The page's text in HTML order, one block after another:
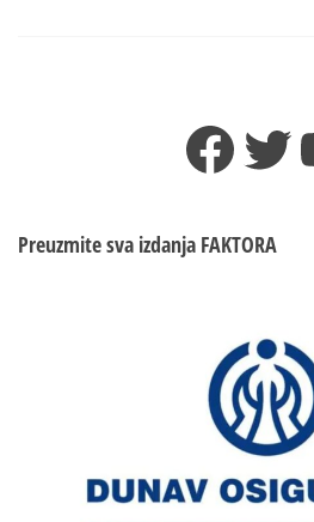
Preuzmite sva izdanja FAKTORA